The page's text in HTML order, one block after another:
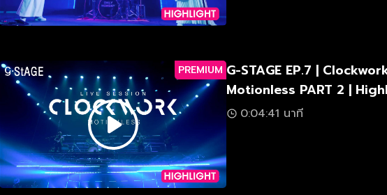
PREMIUM G-STAGE EP.7 |
Motionless PART 2 |
0:04:41 นาที